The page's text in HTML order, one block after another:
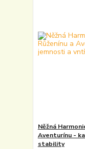
Něžná
Aventurínu -
stability